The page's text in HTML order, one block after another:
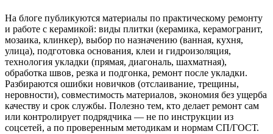
На блоге публикуются материалы по практическому ремонту
и работе с керамикой: виды плитки (керамика, керамогранит,
мозаика, клинкер), выбор по назначению (ванная, кухня,
улица), подготовка основания, клеи и гидроизоляция,
технология укладки (прямая, диагональ, шахматная),
обработка швов, резка и подгонка, ремонт после укладки.
Разбираются ошибки новичков (отслаивание, трещины,
неровности), совместимость материалов, экономия без ущерба
качеству и срок службы. Полезно тем, кто делает ремонт сам
или контролирует подрядчика — не по инструкции из
соцсетей, а по проверенным методикам и нормам СП/ГОСТ.